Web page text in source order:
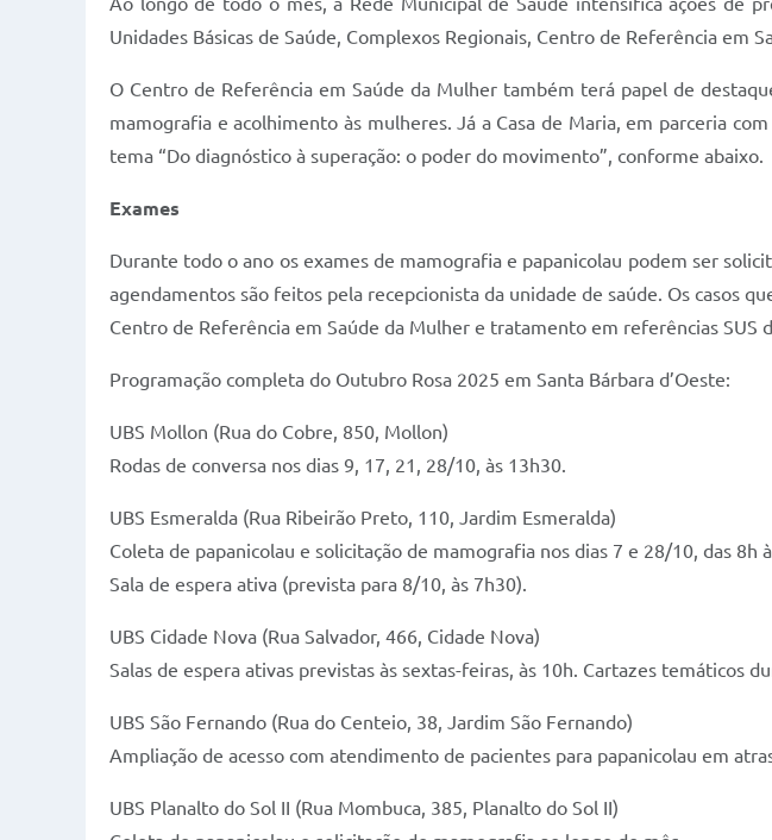
Unidades Básicas de Saúde, Complexos Regionais, Centro de Referência em
O Centro de Referência em Saúde da Mulher também terá papel de
mamografia e acolhimento às mulheres. Já a Casa de Maria, em parceria
tema “Do diagnóstico à superação: o poder do movimento”, conforme abaixo.
Exames
Durante todo o ano os exames de mamografia e papanicolau podem ser
agendamentos são feitos pela recepcionista da unidade de saúde. Os casos
Centro de Referência em Saúde da Mulher e tratamento em referências SUS
Programação completa do Outubro Rosa 2025 em Santa Bárbara d’Oeste:
UBS Mollon (Rua do Cobre, 850, Mollon)
Rodas de conversa nos dias 9, 17, 21, 28/10, às 13h30.
UBS Esmeralda (Rua Ribeirão Preto, 110, Jardim Esmeralda)
Coleta de papanicolau e solicitação de mamografia nos dias 7 e 28/10, das 8h
Sala de espera ativa (prevista para 8/10, às 7h30).
UBS Cidade Nova (Rua Salvador, 466, Cidade Nova)
Salas de espera ativas previstas às sextas-feiras, às 10h. Cartazes temáticos
UBS São Fernando (Rua do Centeio, 38, Jardim São Fernando)
Ampliação de acesso com atendimento de pacientes para papanicolau em
UBS Planalto do Sol II (Rua Mombuca, 385, Planalto do Sol II)